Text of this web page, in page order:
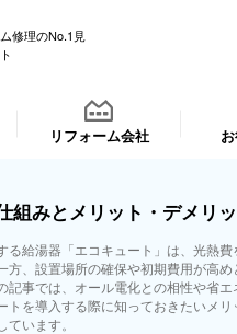
修理のNo.1見
リフォーム会社
組みとメリット・デメリ
る給湯器「エコキュート」は、光熱
方、設置場所の確保や初期費用が高め
記事では、オール電化との相性や省
トを導入する際に知っておきたいメリ
います。